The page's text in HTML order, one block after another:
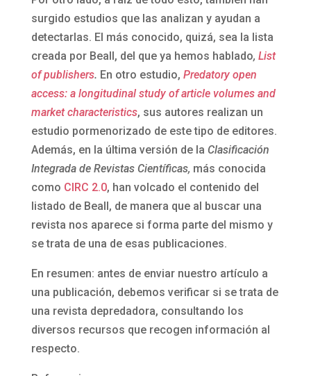
surgido estudios que las analizan y ayudan a
detectarlas. El más conocido, quizá, sea la lista
creada por Beall, del que ya hemos hablado, List
of publishers. En otro estudio, Predatory open
access: a longitudinal study of article volumes and
market characteristics, sus autores realizan un
estudio pormenorizado de este tipo de editores.
Además, en la última versión de la Clasificación
Integrada de Revistas Científicas, más conocida
como CIRC 2.0, han volcado el contenido del
listado de Beall, de manera que al buscar una
revista nos aparece si forma parte del mismo y
se trata de una de esas publicaciones.
En resumen: antes de enviar nuestro artículo a
una publicación, debemos verificar si se trata de
una revista depredadora, consultando los
diversos recursos que recogen información al
respecto.